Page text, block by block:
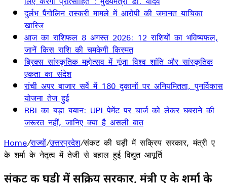
दुर्लभ पैंगोलिन तस्करी मामले में आरोपी की जमानत याचिका
खारिज
आज का राशिफल 8 अगस्त 2026: 12 राशियों का भविष्यफल,
जानें किस राशि की चमकेगी किस्मत
ब्रिक्स सांस्कृतिक महोत्सव में गूंजा विश्व शांति और सांस्कृतिक
एकता का संदेश
रांची अपर बाजार सर्वे में 180 दुकानों पर अनियमितता, पुनर्विकास
योजना तेज हुई
RBI का बड़ा बयान: UPI पेमेंट पर चार्ज को लेकर घबराने की
जरूरत नहीं, जानिए क्या है असली बात
Home/राज्यों/उत्तरप्रदेश/संकट की घड़ी में सक्रिय सरकार, मंत्री ए
के शर्मा के नेतृत्व में तेजी से बहाल हुई विद्युत आपूर्ति
संकट की घड़ी में सक्रिय सरकार, मंत्री ए के शर्मा के